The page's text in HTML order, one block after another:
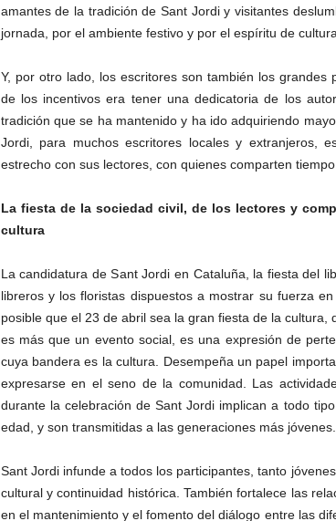
amantes de la tradición de Sant Jordi y visitantes
jornada, por el ambiente festivo y por el espíritu de cultura.
Y, por otro lado, los escritores son también los grandes
de los incentivos era tener una dedicatoria de los
tradición que se ha mantenido y ha ido adquiriendo
Jordi, para muchos escritores locales y extranjeros,
estrecho con sus lectores, con quienes comparten tiempo
La fiesta de la sociedad civil, de los lectores y
cultura
La candidatura de Sant Jordi en Cataluña, la fiesta del
libreros y los floristas dispuestos a mostrar su fuerza
posible que el 23 de abril sea la gran fiesta de la
es más que un evento social, es una expresión de
cuya bandera es la cultura. Desempeña un papel
expresarse en el seno de la comunidad. Las
durante la celebración de Sant Jordi implican a todo
edad, y son transmitidas a las generaciones más jóvenes.
Sant Jordi infunde a todos los participantes, tanto
cultural y continuidad histórica. También fortalece las
en el mantenimiento y el fomento del diálogo entre las